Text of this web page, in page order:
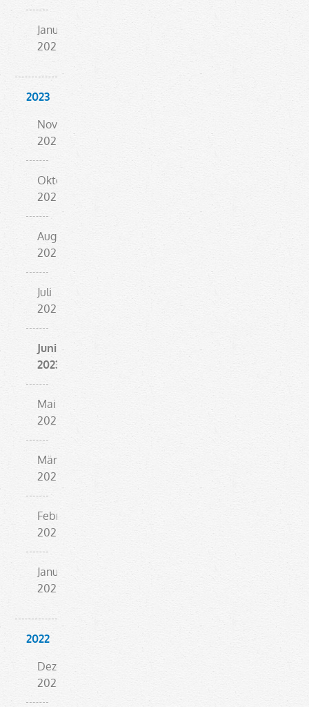
Januar
2024
2023
November
2023
Oktober
2023
August
2023
Juli
2023
Juni
2023
Mai
2023
März
2023
Februar
2023
Januar
2023
2022
Dezember
2022